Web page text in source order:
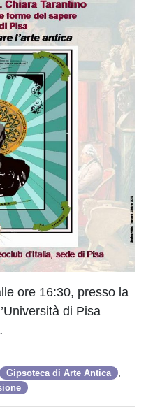
ore 16:30, presso la
di Pisa
Gipsoteca di Arte Antica ,